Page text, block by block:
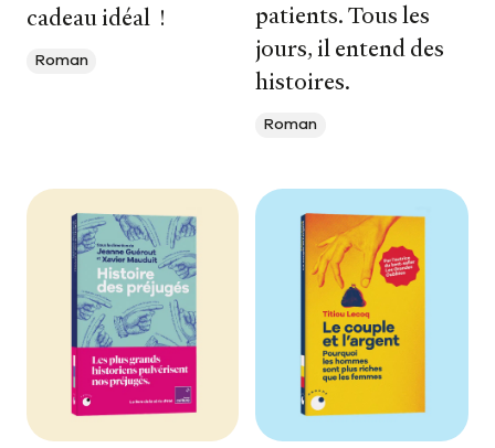
cadeau idéal !
Roman
patients. Tous les
jours, il entend des
histoires.
Roman